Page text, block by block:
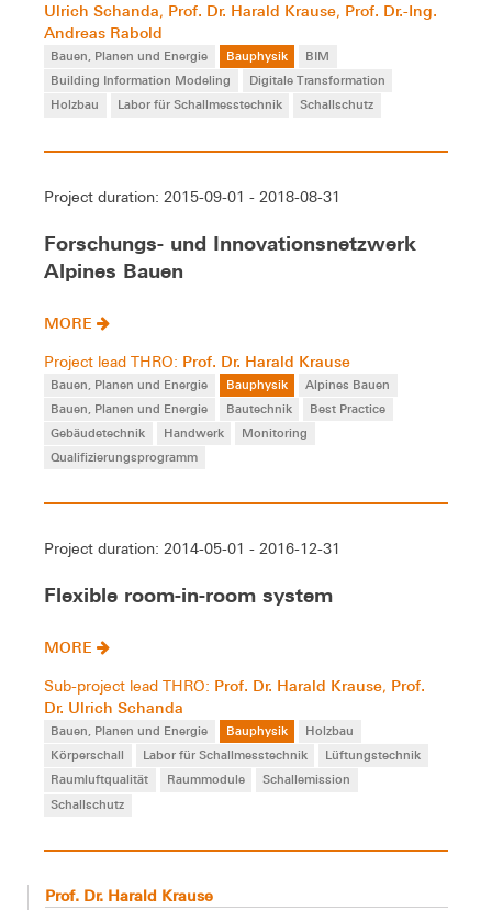
Ulrich Schanda, Prof. Dr. Harald Krause, Prof. Dr.-Ing.
Andreas Rabold
Bauen, Planen und Energie Bauphysik
BIM
Building Information Modeling
Digitale Transformation
Holzbau
Labor für Schallmesstechnik Schallschutz
Project duration: 2015-09-01 - 2018-08-31
Forschungs- und Innovationsnetzwerk
Alpines Bauen
MORE
Project lead THRO: Prof. Dr. Harald Krause
Bauen, Planen und Energie Bauphysik
Alpines Bauen
Bauen, Planen und Energie
Bautechnik
Best Practice
Gebäudetechnik
Handwerk
Monitoring
Qualifizierungsprogramm
Project duration: 2014-05-01 - 2016-12-31
Flexible room-in-room system
MORE
Sub-project lead THRO: Prof. Dr. Harald Krause, Prof.
Dr. Ulrich Schanda
Bauen, Planen und Energie Bauphysik
Holzbau
Körperschall
Labor für Schallmesstechnik
Lüftungstechnik
Raumluftqualität
Raummodule
Schallemission
Schallschutz
Prof. Dr. Harald Krause